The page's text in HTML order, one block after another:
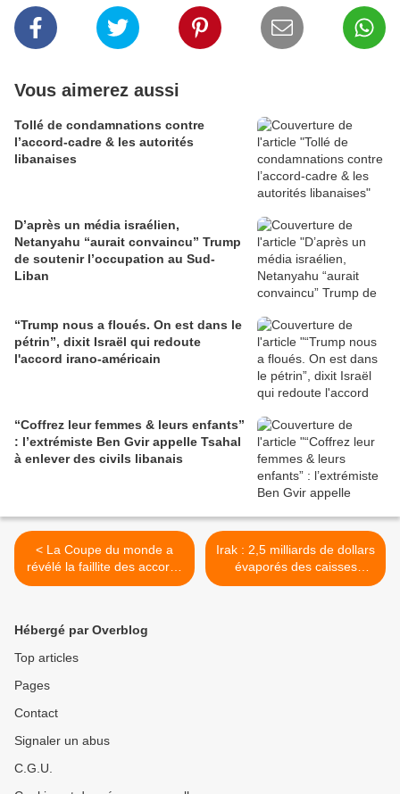
Vous aimerez aussi
Tollé de condamnations contre
l’accord-cadre & les autorités
libanaises
D’après un média israélien,
Netanyahu “aurait convaincu” Trump
de soutenir l’occupation au Sud-
Liban
“Trump nous a floués. On est dans le
pétrin”, dixit Israël qui redoute
l'accord irano-américain
“Coffrez leur femmes & leurs enfants”
: l’extrémiste Ben Gvir appelle Tsahal
à enlever des civils libanais
< La Coupe du monde a
révélé la faillite des accords
d'Abraham
Irak : 2,5 milliards de dollars
évaporés des caisses
publiques >
Hébergé par Overblog
Top articles
Pages
Contact
Signaler un abus
C.G.U.